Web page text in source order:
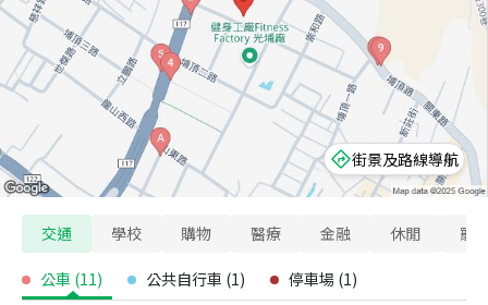
街景及路線導航
交通 學校 購物 醫療 金融 休閒 寵
公車 (11) 公共自行車 (1) 停車場 (1)